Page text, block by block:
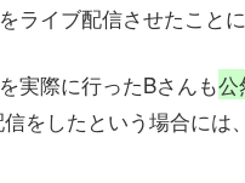
ライブ配信させたこと
実際に行ったBさんも公
をしたという場合には